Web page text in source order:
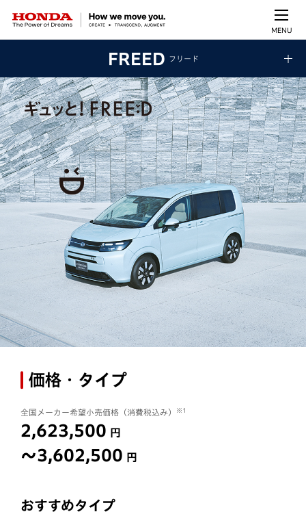
MENU
FREED フリード
価格・タイプ
全国メーカー希望小売価格（消費税込み） ※1
2,623,500 円
〜3,602,500 円
おすすめタイプ